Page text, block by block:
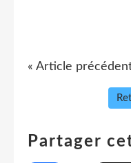
« Article
Partager